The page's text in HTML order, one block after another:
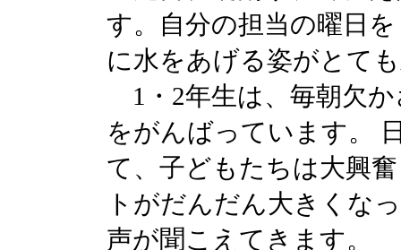
す。自分の担当の曜日
に水をあげる姿がとて
1・2年生は、毎朝欠
をがんばっています。
て、子どもたちは大興
トがだんだん大きくな
声が聞こえてきます。